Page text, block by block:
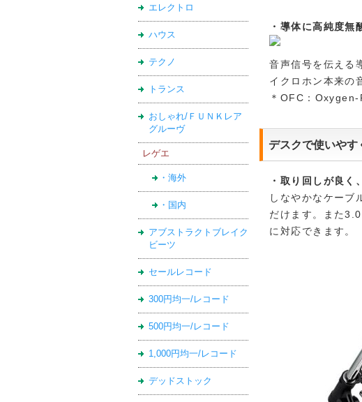
エレクトロ
ハウス
テクノ
トランス
おしゃれ/ＦＵＮＫレア
グルーヴ
レゲエ
・海外
・国内
アブストラクトブレイク
ビーツ
セールレコード
300円均一/レコード
500円均一/レコード
1,000円均一/レコード
デッドストック
・導体に高純度
音声信号を伝える
イクロホン本来の
＊OFC：
デスクで使いや
・取り回しが良
しなやかなケーブ
だけます。また
に対応できます。